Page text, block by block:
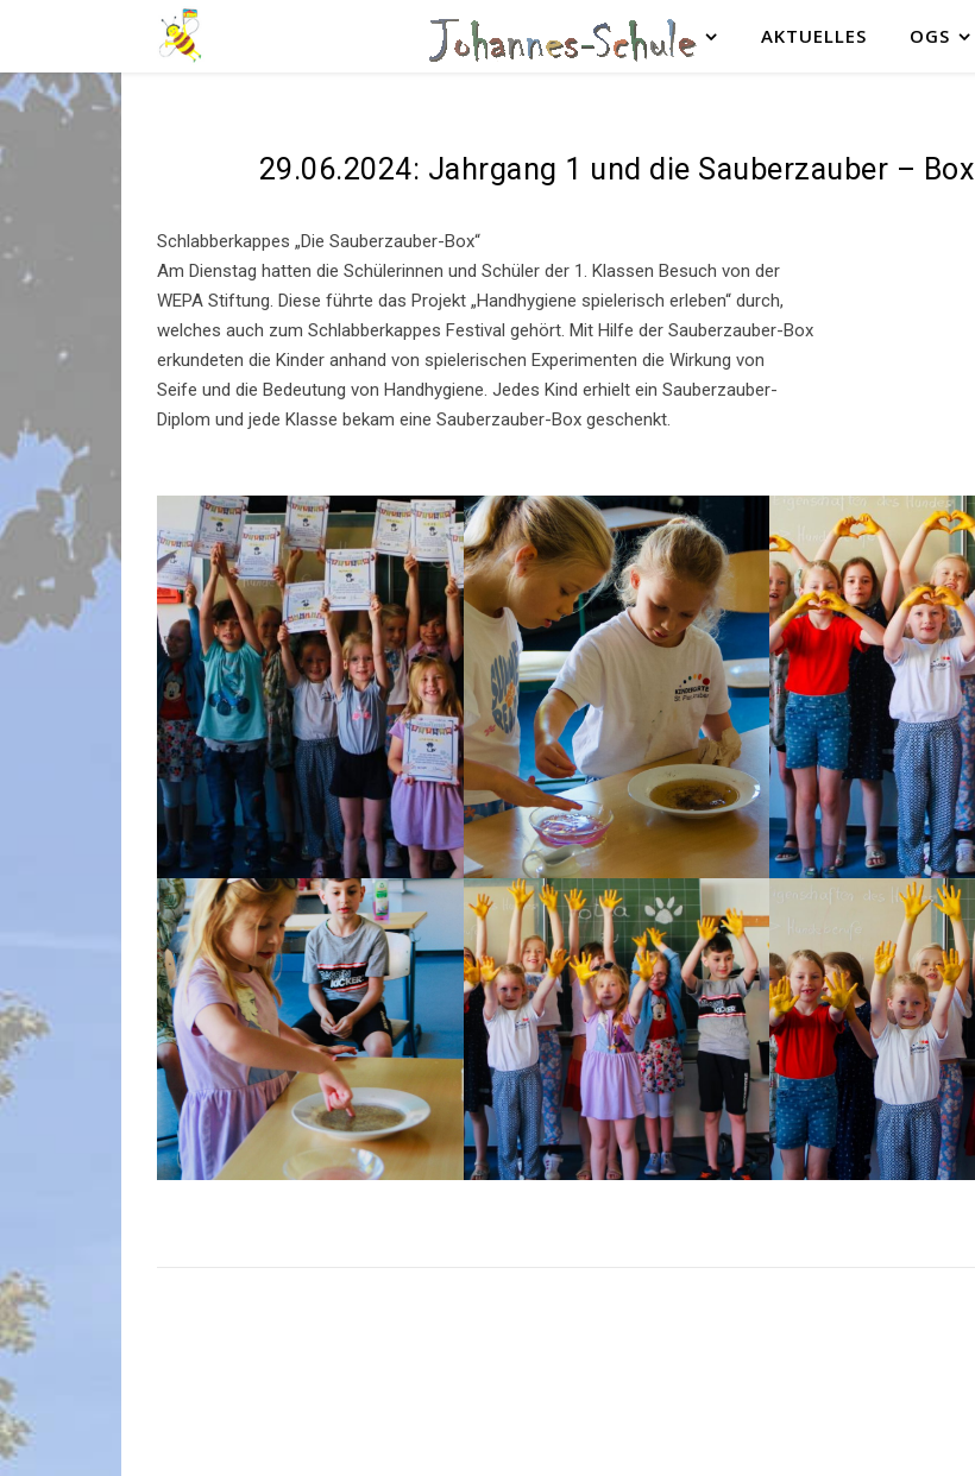
AKTUELLES OGS
29.06.2024: Jahrgang 1 und die Sauberzauber – Box
Schlabberkappes „Die Sauberzauber-Box“
Am Dienstag hatten die Schülerinnen und Schüler der 1. Klassen Besuch von der
WEPA Stiftung. Diese führte das Projekt „Handhygiene spielerisch erleben“ durch,
welches auch zum Schlabberkappes Festival gehört. Mit Hilfe der Sauberzauber-Box
erkundeten die Kinder anhand von spielerischen Experimenten die Wirkung von
Seife und die Bedeutung von Handhygiene. Jedes Kind erhielt ein Sauberzauber-
Diplom und jede Klasse bekam eine Sauberzauber-Box geschenkt.